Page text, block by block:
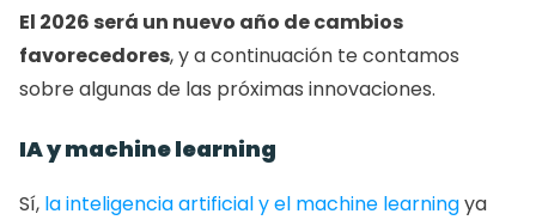
El 2026 será un nuevo año de cambios
favorecedores, y a continuación te contamos
sobre algunas de las próximas innovaciones.
IA y machine learning
Sí, la inteligencia artificial y el machine learning ya